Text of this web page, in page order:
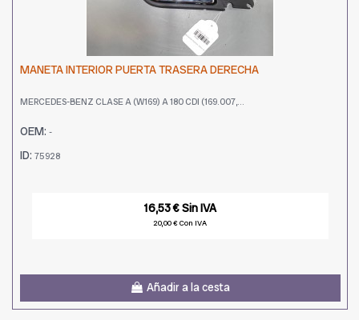
MANETA INTERIOR PUERTA TRASERA DERECHA
MERCEDES-BENZ CLASE A (W169) A 180 CDI (169.007,...
OEM: -
ID: 75928
16,53 € Sin IVA
20,00 € Con IVA
Añadir a la cesta